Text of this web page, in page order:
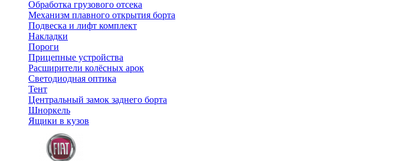
Обработка грузового отсека
Механизм плавного открытия борта
Подвеска и лифт комплект
Накладки
Пороги
Прицепные устройства
Расширители колёсных арок
Светодиодная оптика
Тент
Центральный замок заднего борта
Шноркель
Ящики в кузов